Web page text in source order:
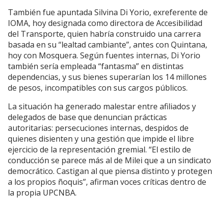
También fue apuntada Silvina Di Yorio, exreferente de
IOMA, hoy designada como directora de Accesibilidad
del Transporte, quien habría construido una carrera
basada en su “lealtad cambiante”, antes con Quintana,
hoy con Mosquera. Según fuentes internas, Di Yorio
también sería empleada “fantasma” en distintas
dependencias, y sus bienes superarían los 14 millones
de pesos, incompatibles con sus cargos públicos.
La situación ha generado malestar entre afiliados y
delegados de base que denuncian prácticas
autoritarias: persecuciones internas, despidos de
quienes disienten y una gestión que impide el libre
ejercicio de la representación gremial. “El estilo de
conducción se parece más al de Milei que a un sindicato
democrático. Castigan al que piensa distinto y protegen
a los propios ñoquis”, afirman voces críticas dentro de
la propia UPCNBA.